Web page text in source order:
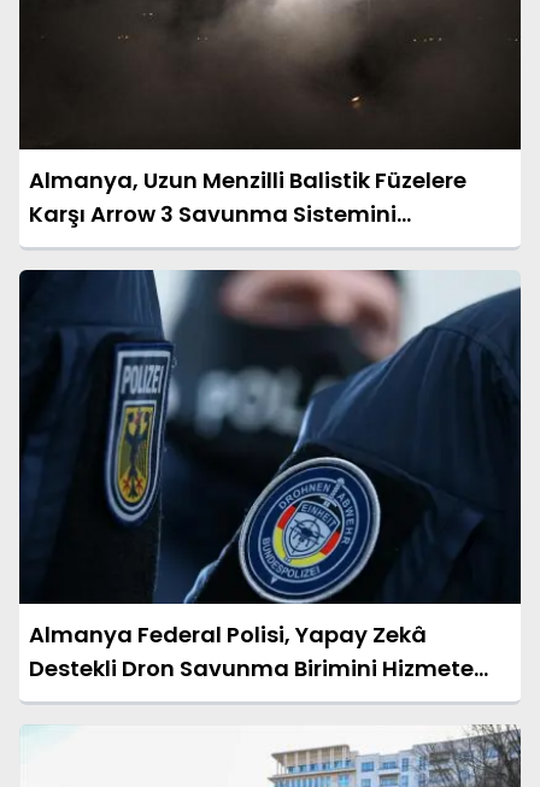
Almanya, Uzun Menzilli Balistik Füzelere
Karşı Arrow 3 Savunma Sistemini
Aktifleştiriyor
Almanya Federal Polisi, Yapay Zekâ
Destekli Dron Savunma Birimini Hizmete
Aldı